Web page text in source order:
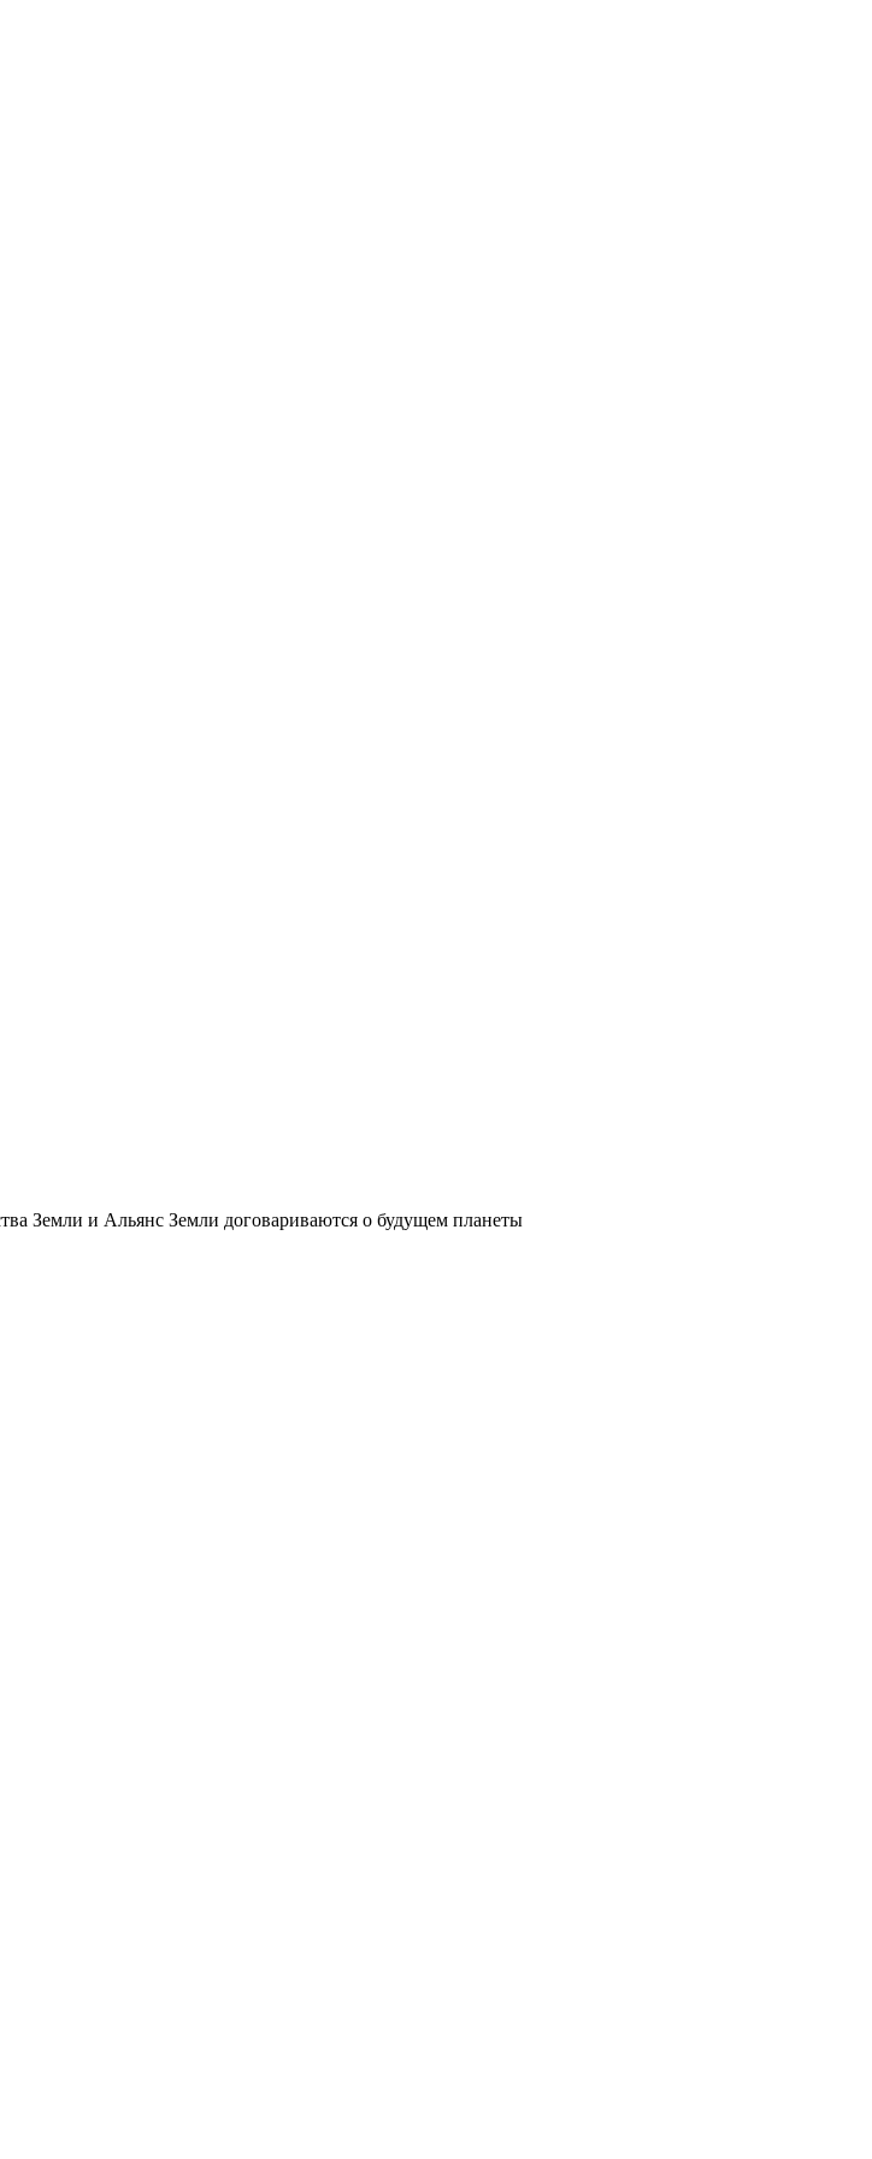
Земли и Альянс Земли договариваются о будущем планеты